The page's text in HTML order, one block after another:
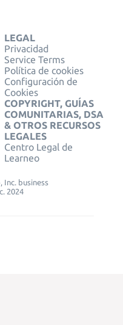
LEGAL
Privacidad
Service Terms
Política de cookies
Configuración de
Cookies
COPYRIGHT, GUÍAS
COMUNITARIAS, DSA
& OTROS RECURSOS
LEGALES
Centro Legal de
Learneo
Inc. business
2024